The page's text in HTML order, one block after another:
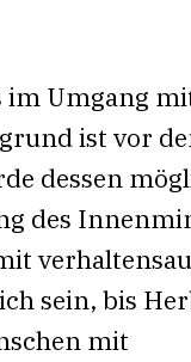
im Umgang
ist vor
dessen
des
sein, bis
mit